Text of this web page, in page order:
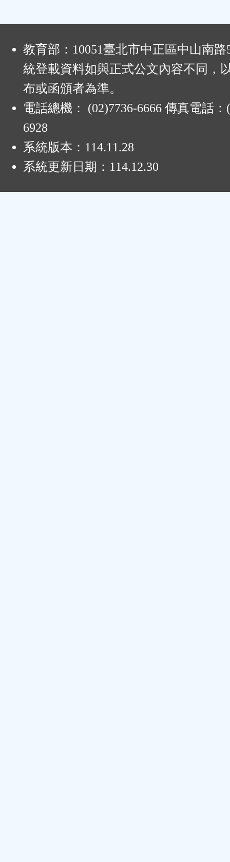
教育部：10051臺北市中正區中山南
統登載資料如與正式公文內容不同，
布或函頒者為準。
電話總機： (02)7736-6666 傳真電話：
6928
系統版本： 114.11.28
系統更新日期： 114.12.30